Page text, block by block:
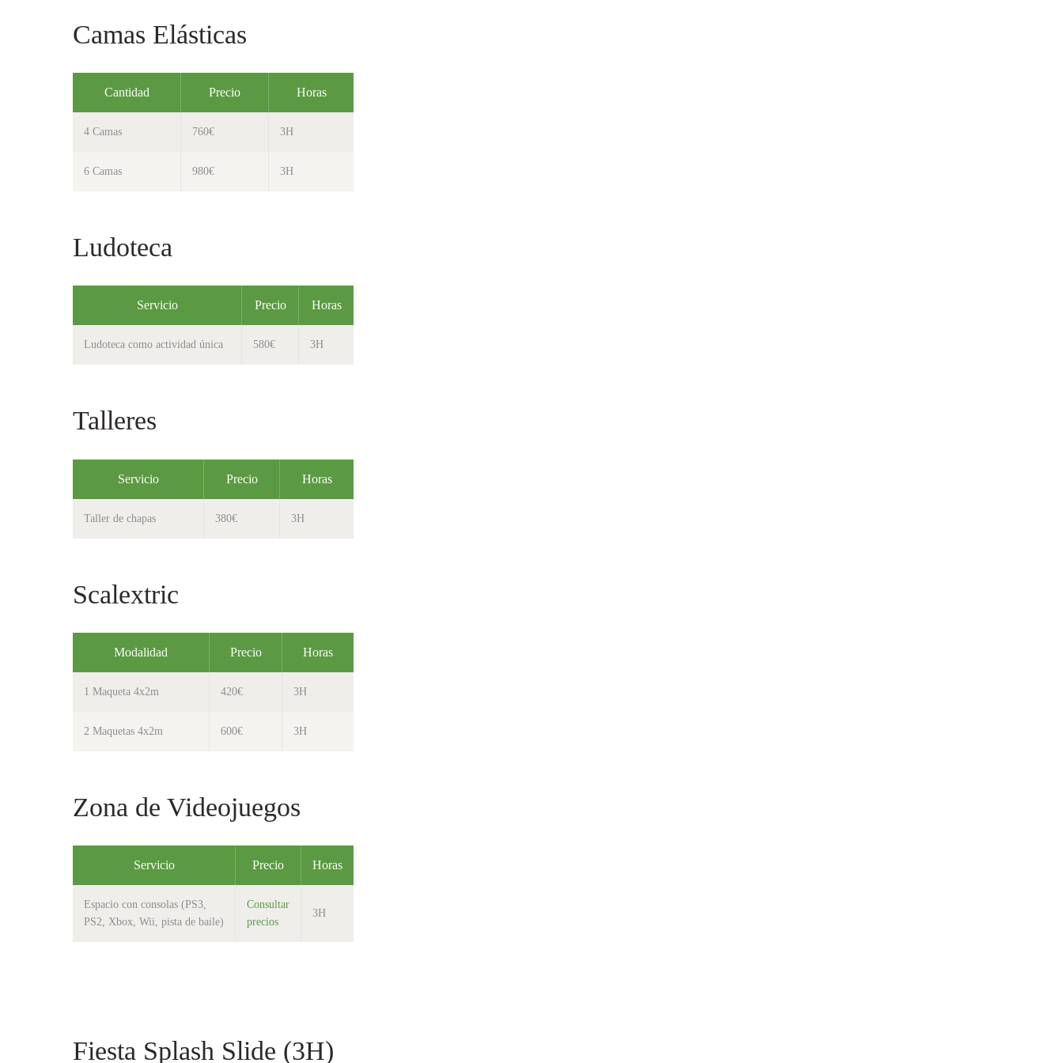
Camas Elásticas
Cantidad Precio Horas
4 Camas 760€ 3H
6 Camas 980€ 3H
Ludoteca
Servicio Precio Horas
Ludoteca como actividad única 580€ 3H
Talleres
Servicio Precio Horas
Taller de chapas 380€ 3H
Scalextric
Modalidad Precio Horas
1 Maqueta 4x2m 420€ 3H
2 Maquetas 4x2m 600€ 3H
Zona de Videojuegos
Servicio Precio Horas
Espacio con consolas (PS3,
PS2, Xbox, Wii, pista de baile)
Consultar
precios
3H
Fiesta Splash Slide (3H)